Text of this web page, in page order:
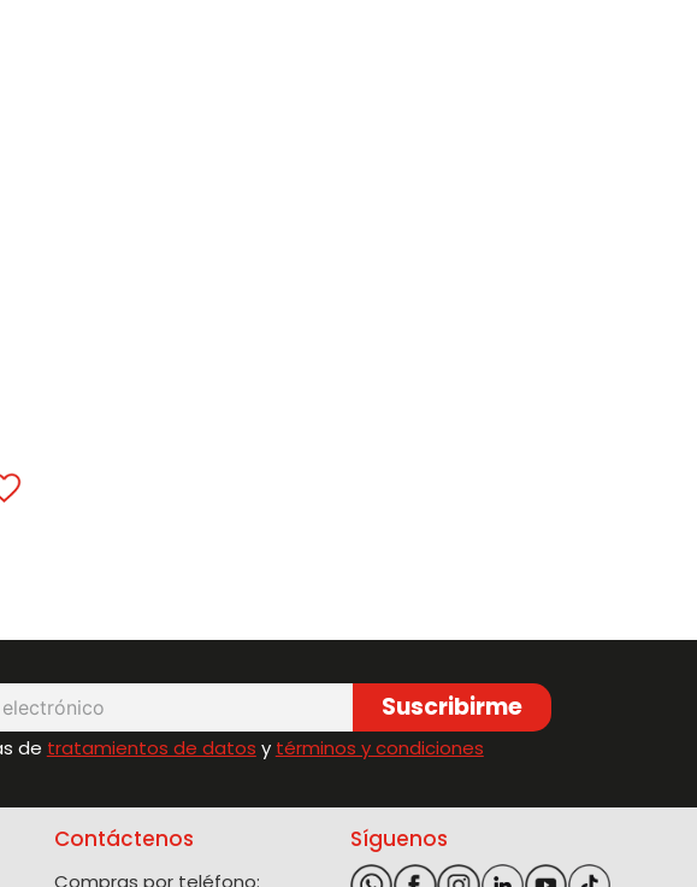
Suscribirme
de tratamientos de datos y términos y condiciones
Contáctenos
Compras por teléfono:
Síguenos